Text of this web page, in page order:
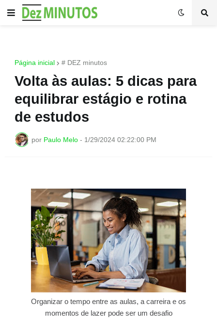
Página inicial # DEZ minutos
Volta às aulas: 5 dicas para
equilibrar estágio e rotina
de estudos
por Paulo Melo - 1/29/2024 02:22:00 PM
Organizar o tempo entre as aulas, a carreira e os
momentos de lazer pode ser um desafio